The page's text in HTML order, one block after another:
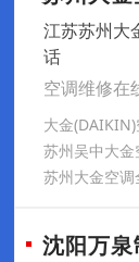
江苏苏州大
话
空调维修在
沈阳万